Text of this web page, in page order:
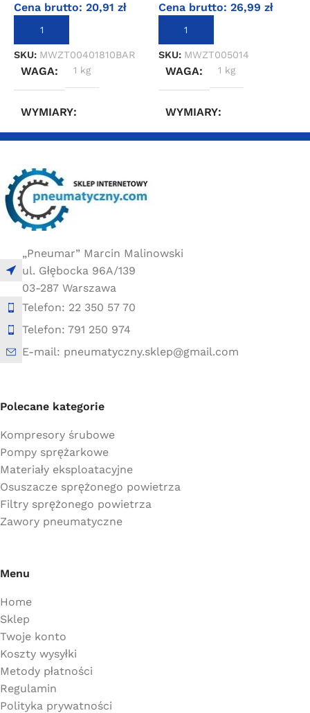
Cena brutto: 20,91 zł
DODAJ DO KOSZYKA
SKU: MWZT00401810BAR
WAGA 1 kg
WYMIARY
Cena brutto: 26,99 zł
DODAJ DO KOSZYKA
SKU: MWZT005014
WAGA 1 kg
WYMIARY
„Pneumar” Marcin Malinowski
ul. Głębocka 96A/139
03-287 Warszawa
Telefon: 22 350 57 70
Telefon: 791 250 974
E-mail: pneumatyczny.sklep@gmail.com
Polecane kategorie
Kompresory śrubowe
Pompy sprężarkowe
Materiały eksploatacyjne
Osuszacze sprężonego powietrza
Filtry sprężonego powietrza
Zawory pneumatyczne
Menu
Home
Sklep
Twoje konto
Koszty wysyłki
Metody płatności
Regulamin
Polityka prywatności